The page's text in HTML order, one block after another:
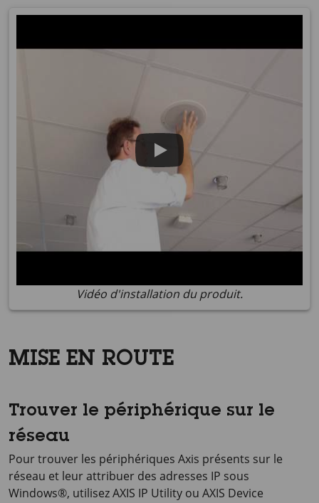
Vidéo d'installation du produit.
MISE EN ROUTE
Trouver le périphérique sur le
réseau
Pour trouver les périphériques Axis présents sur le
réseau et leur attribuer des adresses IP sous
Windows®, utilisezAXIS IP Utility ou AXIS Device